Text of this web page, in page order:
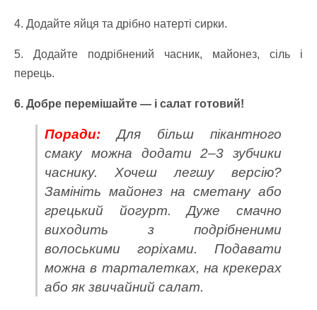
4. Додайте яйця та дрібно натерті сирки.
5. Додайте подрібнений часник, майонез, сіль і
перець.
6. Добре перемішайте — і салат готовий!
Поради:
Для більш пікантного
смаку можна додати 2–3 зубчики
часнику. Хочеш легшу версію?
Замініть майонез на сметану або
грецький йогурт.Дуже смачно
виходить з подрібненими
волоськими горіхами. Подавати
можна в тарталетках, на крекерах
або як звичайний салат.